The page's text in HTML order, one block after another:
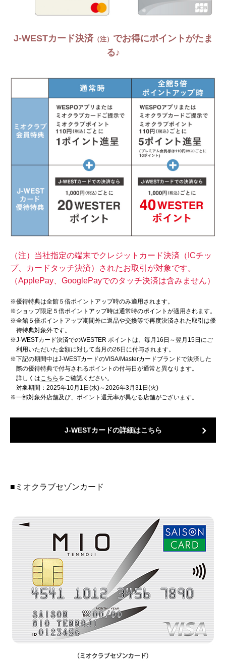
J-WESTカード決済（注） でお得にポイントがたま
る♪
（注）当社指定の端末でクレジットカード決済（ICチッ
プ、カードタッチ決済）されたお取引が対象です。
（ApplePay、GooglePayでのタッチ決済は含みません）
※優待特典は全館５倍ポイントアップ時のみ適用されます。
※ショップ限定５倍ポイントアップ時は通常時のポイントが適用されます。
※全館５倍ポイントアップ期間外に返品や交換等で再度決済された取引は優
待特典対象外です。
※J-WESTカード決済でのWESTER ポイントは、毎月16日～翌月15日にご
利用いただいた金額に対して当月の26日に付与されます。
※下記の期間中はJ-WESTカードのVISA/Masterカードブランドで決済した
際の優待特典で付与されるポイントの付与日が通常と異なります。
詳しくはこちら をご確認ください。
対象期間：2025年10月1日(水)～2026年3月31日(火)
※一部対象外店舗及び、ポイント還元率が異なる店舗がございます。
J-WESTカードの詳細はこちら
■ミオクラブセゾンカード